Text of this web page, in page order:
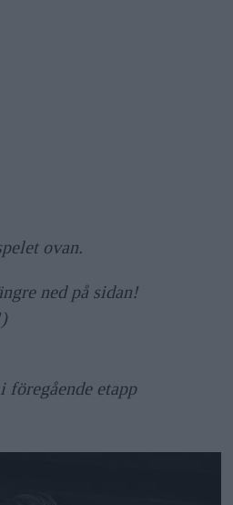
ovan.
ned på sidan!
föregående etapp